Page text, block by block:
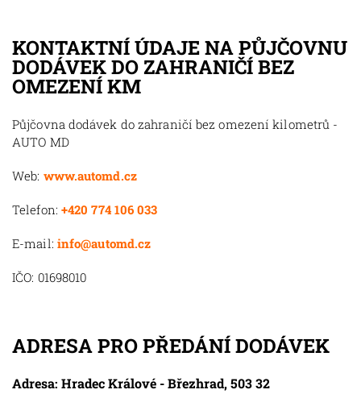
KONTAKTNÍ ÚDAJE NA PŮJČOVNU
DODÁVEK DO ZAHRANIČÍ BEZ
OMEZENÍ KM
Půjčovna dodávek do zahraničí bez omezení kilometrů -
AUTO MD
Web: www.automd.cz
Telefon: +420 774 106 033
E-mail: info@automd.cz
IČO: 01698010
ADRESA PRO PŘEDÁNÍ DODÁVEK
Adresa: Hradec Králové - Březhrad, 503 32